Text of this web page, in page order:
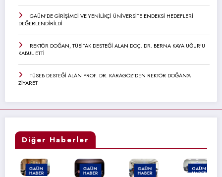
GAÜN’DE GİRİŞİMCİ VE YENİLİKÇİ ÜNİVERSİTE ENDEKSİ HEDEFLERİ
DEĞERLENDİRİLDİ
REKTÖR DOĞAN, TÜBİTAK DESTEĞİ ALAN DOÇ. DR. BERNA KAYA UĞUR’U
KABUL ETTİ
TÜSEB DESTEĞİ ALAN PROF. DR. KARAGÖZ’DEN REKTÖR DOĞAN’A
ZİYARET
Diğer Haberler
GAÜN
HABER
GAÜN
HABER
GAÜN
HABER
GAÜN
HABER